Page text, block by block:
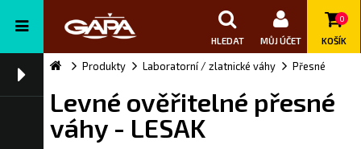
HLEDAT MŮJ ÚČET
0
KOŠÍK
Produkty Laboratorní / zlatnické váhy Přesné
Levné ověřitelné přesné
váhy - LESAK